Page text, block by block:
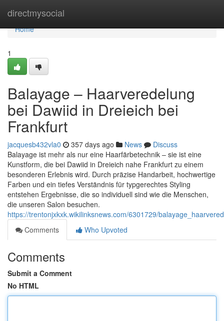
directmysocial
Home
Home
1
Balayage – Haarveredelung
bei Dawiid in Dreieich bei
Frankfurt
jacquesb432vla0 357 days ago News
Discuss
Balayage ist mehr als nur eine Haarfärbetechnik – sie ist eine
Kunstform, die bei Dawiid in Dreieich nahe Frankfurt zu einem
besonderen Erlebnis wird. Durch präzise Handarbeit, hochwertige
Farben und ein tiefes Verständnis für typgerechtes Styling
entstehen Ergebnisse, die so individuell sind wie die Menschen,
die unseren Salon besuchen.
https://trentonjxkxk.wikilinksnews.com/6301729/
Comments
Who Upvoted
Comments
Submit a Comment
No HTML